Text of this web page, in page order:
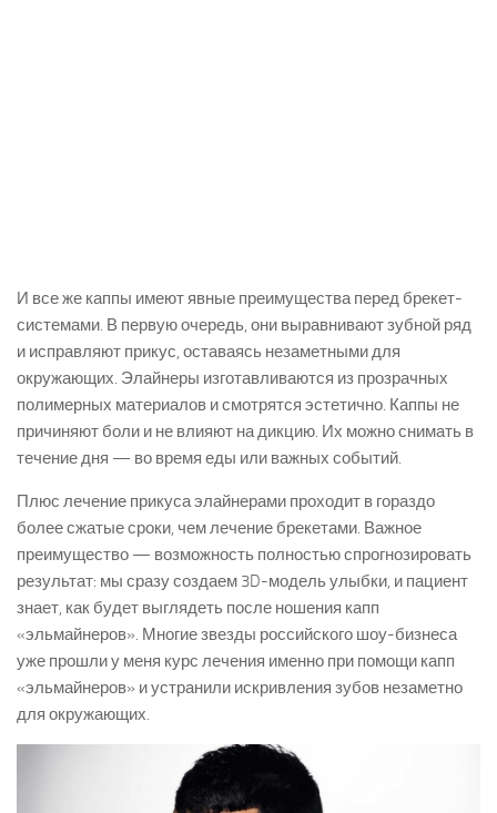
И все же каппы имеют явные преимущества перед брекет-
системами. В первую очередь, они выравнивают зубной ряд
и исправляют прикус, оставаясь незаметными для
окружающих. Элайнеры изготавливаются из прозрачных
полимерных материалов и смотрятся эстетично. Каппы не
причиняют боли и не влияют на дикцию. Их можно снимать в
течение дня — во время еды или важных событий.
Плюс лечение прикуса элайнерами проходит в гораздо
более сжатые сроки, чем лечение брекетами. Важное
преимущество — возможность полностью спрогнозировать
результат: мы сразу создаем 3D-модель улыбки, и пациент
знает, как будет выглядеть после ношения капп
«эльмайнеров». Многие звезды российского шоу-бизнеса
уже прошли у меня курс лечения именно при помощи капп
«эльмайнеров» и устранили искривления зубов незаметно
для окружающих.